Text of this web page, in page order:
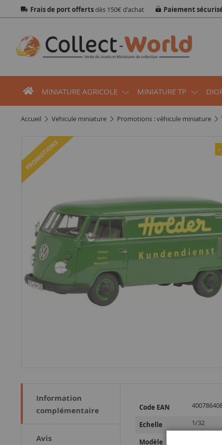
Frais de port offertsdès 150€ d'achat Paiement
MINIATURE AGRICOLE MINIATURE TP
accueil vehicule miniature promotions : véhicule miniature
Information
complémentaire
Avis
d’information
Code EAN
Echelle 1/32
Modèle